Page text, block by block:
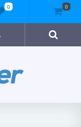
0 0